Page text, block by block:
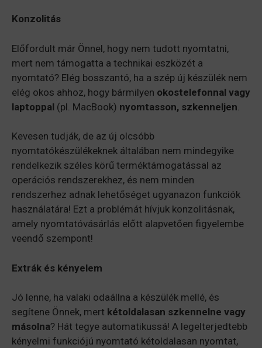
Konzolitás
Előfordult már Önnel, hogy nem tudott nyomtatni,
mert nem támogatta a technikai eszközét a
nyomtató? Elég bosszantó, ha a szép új készülék nem
elég okos ahhoz, hogy bármilyen okostelefonnal vagy
laptoppal (pl. MacBook) nyomtasson, szkenneljen
Kevesen tudják, de az új olcsóbb
nyomtatókészülékeknek általában nem mindegyike
rendelkezik széles körű terméktámogatással az
operációs rendszerekhez, és nem minden
rendszerhez adnak lehetőséget ugyanazon funkciók
használatára! Ezt a problémát hívjuk konzolitásnak,
amely nyomtatóvásárlás előtt alapvetően figyelembe
veendő szempont!
Extrák és kényelem
Jó lenne, ha valaki odaállna a készülék mellé, és
segítene Önnek, mert kétoldalasan szkennelne vagy
másolna? Hát tegye automatikussá! A legelterjedtebb
kényelmi funkciójú nyomtató kétoldalasan nyomtat,